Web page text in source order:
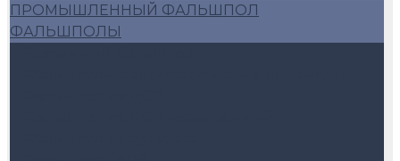
ПРОМЫШЛЕННЫЙ ФАЛЬШПОЛ
ФАЛЬШПОЛЫ